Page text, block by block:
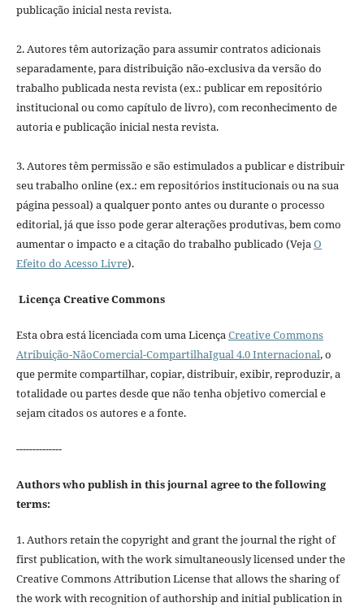
publicação inicial nesta revista.
2. Autores têm autorização para assumir contratos adicionais
separadamente, para distribuição não-exclusiva da versão do
trabalho publicada nesta revista (ex.: publicar em repositório
institucional ou como capítulo de livro), com reconhecimento de
autoria e publicação inicial nesta revista.
3. Autores têm permissão e são estimulados a publicar e distribuir
seu trabalho online (ex.: em repositórios institucionais ou na sua
página pessoal) a qualquer ponto antes ou durante o processo
editorial, já que isso pode gerar alterações produtivas, bem como
aumentar o impacto e a citação do trabalho publicado (VejaO
Efeito do Acesso Livre).
Licença Creative Commons
Esta obra está licenciada com uma LicençaCreative Commons
Atribuição-NãoComercial-CompartilhaIgual 4.0 Internacional, o
que permite compartilhar, copiar, distribuir, exibir, reproduzir, a
totalidade ou partes desde que não tenha objetivo comercial e
sejam citados os autores e a fonte.
--------------
Authors who publish in this journal agree to the following
terms:
1. Authors retain the copyright and grant the journal the right of
first publication, with the work simultaneously licensed under the
Creative Commons Attribution License that allows the sharing of
the work with recognition of authorship and initial publication in